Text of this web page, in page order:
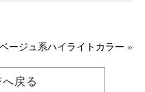
ージュ系ハイライトカラー »
戻る